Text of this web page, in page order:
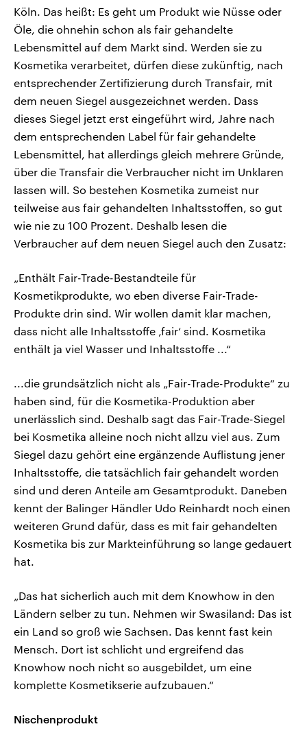
Köln. Das heißt: Es geht um Produkt wie Nüsse oder
Öle, die ohnehin schon als fair gehandelte
Lebensmittel auf dem Markt sind. Werden sie zu
Kosmetika verarbeitet, dürfen diese zukünftig, nach
entsprechender Zertifizierung durch Transfair, mit
dem neuen Siegel ausgezeichnet werden. Dass
dieses Siegel jetzt erst eingeführt wird, Jahre nach
dem entsprechenden Label für fair gehandelte
Lebensmittel, hat allerdings gleich mehrere Gründe,
über die Transfair die Verbraucher nicht im Unklaren
lassen will. So bestehen Kosmetika zumeist nur
teilweise aus fair gehandelten Inhaltsstoffen, so gut
wie nie zu 100 Prozent. Deshalb lesen die
Verbraucher auf dem neuen Siegel auch den Zusatz:
„Enthält Fair-Trade-Bestandteile für
Kosmetikprodukte, wo eben diverse Fair-Trade-
Produkte drin sind. Wir wollen damit klar machen,
dass nicht alle Inhaltsstoffe ‚fair‘ sind. Kosmetika
enthält ja viel Wasser und Inhaltsstoffe ...“
...die grundsätzlich nicht als „Fair-Trade-Produkte“ zu
haben sind, für die Kosmetika-Produktion aber
unerlässlich sind. Deshalb sagt das Fair-Trade-Siegel
bei Kosmetika alleine noch nicht allzu viel aus. Zum
Siegel dazu gehört eine ergänzende Auflistung jener
Inhaltsstoffe, die tatsächlich fair gehandelt worden
sind und deren Anteile am Gesamtprodukt. Daneben
kennt der Balinger Händler Udo Reinhardt noch einen
weiteren Grund dafür, dass es mit fair gehandelten
Kosmetika bis zur Markteinführung so lange gedauert
hat.
„Das hat sicherlich auch mit dem Knowhow in den
Ländern selber zu tun. Nehmen wir Swasiland: Das ist
ein Land so groß wie Sachsen. Das kennt fast kein
Mensch. Dort ist schlicht und ergreifend das
Knowhow noch nicht so ausgebildet, um eine
komplette Kosmetikserie aufzubauen.“
Nischenprodukt